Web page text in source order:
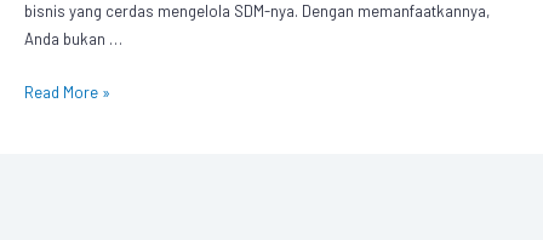
bisnis yang cerdas mengelola SDM-nya. Dengan memanfaatkannya,
Anda bukan …
Read More »